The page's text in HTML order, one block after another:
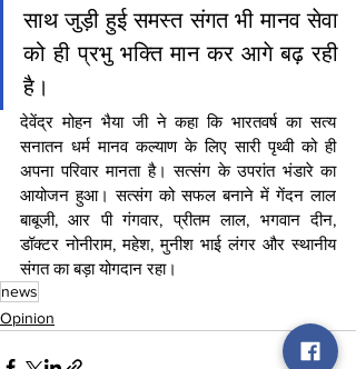
साथ जुड़ी हुई समस्त संगत भी मानव सेवा
को ही प्रभु भक्ति मान कर आगे बढ़ रही
है।
देवेंद्र मोहन भैया जी ने कहा कि भारतवर्ष का सत्य
सनातन धर्म मानव कल्याण के लिए सारी पृथ्वी को ही
अपना परिवार मानता है। सत्संग के उपरांत भंडारे का
आयोजन हुआ। सत्संग को सफल बनाने में गेंदन लाल
बाबूजी, आर पी गंगवार, प्रीतम लाल, भगवान दीन,
डॉक्टर नोनीराम, महेश, मुनीश भाई लंगर और स्थानीय
संगत का बड़ा योगदान रहा।
news
Opinion